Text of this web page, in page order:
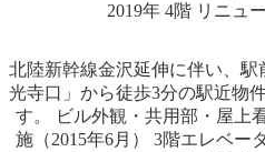
2019年 4階 リニュ
北陸新幹線金沢延伸に伴い、
光寺口」から徒歩3分の駅近物
す。 ビル外観・共用部・屋
施（2015年6月） 3階エレベー